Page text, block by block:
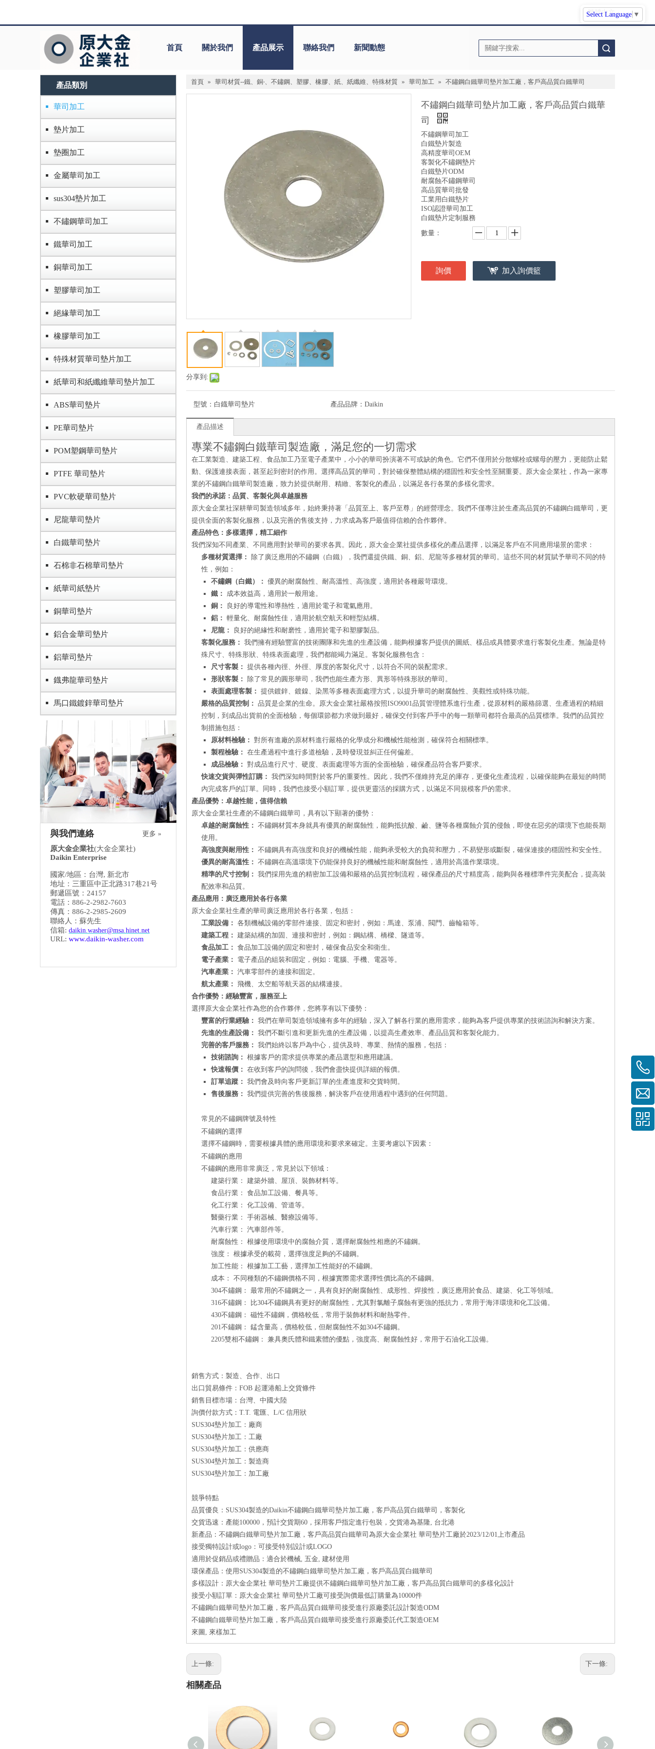
繁體中文
首頁 關於我們 產品展示 聯絡我們 新聞動態
產品類別
華司加工
墊片加工
墊圈加工
金屬華司加工
sus304墊片加工
不鏽鋼華司加工
鐵華司加工
銅華司加工
塑膠華司加工
絕緣華司加工
橡膠華司加工
特殊材質華司墊片加工
紙華司和紙纖維華司墊片加工
ABS華司墊片
PE華司墊片
POM塑鋼華司墊片
PTFE 華司墊片
PVC軟硬華司墊片
尼龍華司墊片
白鐵華司墊片
石棉非石棉華司墊片
紙華司紙墊片
銅華司墊片
鋁合金華司墊片
鋁華司墊片
鐡弗龍華司墊片
馬口鐵鍍鋅華司墊片
與我們連絡 更多 »
原大金企業社(大金企業社)
Daikin Enterprise
國家/地區：台灣, 新北市
地址：三重區中正北路317巷21号
郵遞區號：24157
電話：886-2-2982-7603
傳真：886-2-2985-2609
聯絡人：蘇先生
信箱: daikin.washer@msa.hinet.net
URL: www.daikin-washer.com
首頁 » 華司材質--鐵、銅‧、不鏽鋼、塑膠、橡膠、紙、紙纖維、特殊材質 » 華司加工 » 不鏽鋼白鐵華司墊片加工廠，客戶高品質白鐵華司
分享到:
不鏽鋼白鐵華司墊片加工廠，客戶高品質白鐵華
司
不鏽鋼華司加工
白鐵墊片製造
高精度華司OEM
客製化不鏽鋼墊片
白鐵墊片ODM
耐腐蝕不鏽鋼華司
高品質華司批發
工業用白鐵墊片
ISO認證華司加工
白鐵墊片定制服務
數量：
詢價 加入詢價籃
型號： 白鐡華司墊片 產品品牌： Daikin
產品描述
專業不鏽鋼白鐵華司製造廠，滿足您的一切需求
在工業製造、建築工程、食品加工乃至電子產業中，小小的華司扮演著不可或缺的角色。它們不僅用於分散螺栓或螺母的壓力，更能防止鬆
動、保護連接表面，甚至起到密封的作用。選擇高品質的華司，對於確保整體結構的穩固性和安全性至關重要。原大金企業社，作為一家專
業的不鏽鋼白鐵華司製造廠，致力於提供耐用、精緻、客製化的產品，以滿足各行各業的多樣化需求。
我們的承諾：品質、客製化與卓越服務
原大金企業社深耕華司製造領域多年，始終秉持著「品質至上、客戶至尊」的經營理念。我們不僅專注於生產高品質的不鏽鋼白鐵華司，更
提供全面的客製化服務，以及完善的售後支持，力求成為客戶最值得信賴的合作夥伴。
產品特色：多樣選擇，精工細作
我們深知不同產業、不同應用對於華司的要求各異。因此，原大金企業社提供多樣化的產品選擇，以滿足客戶在不同應用場景的需求：
多種材質選擇：
除了廣泛應用的不鏽鋼（白鐵），我們還提供鐵、銅、鋁、尼龍等多種材質的華司。這些不同的材質賦予華司不同的特
性，例如：
不鏽鋼（白鐵）： 優異的耐腐蝕性、耐高溫性、高強度，適用於各種嚴苛環境。
鐵：
成本效益高，適用於一般用途。
銅：
良好的導電性和導熱性，適用於電子和電氣應用。
鋁： 輕量化、耐腐蝕性佳，適用於航空航天和輕型結構。
尼龍：
良好的絕緣性和耐磨性，適用於電子和塑膠製品。
客製化服務： 我們擁有經驗豐富的技術團隊和先進的生產設備，能夠根據客戶提供的圖紙、樣品或具體要求進行客製化生產。無論是特
殊尺寸、特殊形狀、特殊表面處理，我們都能竭力滿足。客製化服務包含：
尺寸客製： 提供各種內徑、外徑、厚度的客製化尺寸，以符合不同的裝配需求。
形狀客製：
除了常見的圓形華司，我們也能生產方形、異形等特殊形狀的華司。
表面處理客製： 提供鍍鋅、鍍鎳、染黑等多種表面處理方式，以提升華司的耐腐蝕性、美觀性或特殊功能。
嚴格的品質控制： 品質是企業的生命。原大金企業社嚴格按照ISO9001品質管理體系進行生產，從原材料的嚴格篩選、生產過程的精細
控制，到成品出貨前的全面檢驗，每個環節都力求做到最好，確保交付到客戶手中的每一顆華司都符合最高的品質標準。我們的品質控
制措施包括：
原材料檢驗： 對所有進廠的原材料進行嚴格的化學成分和機械性能檢測，確保符合相關標準。
製程檢驗： 在生產過程中進行多道檢驗，及時發現並糾正任何偏差。
成品檢驗： 對成品進行尺寸、硬度、表面處理等方面的全面檢驗，確保產品符合客戶要求。
快速交貨與彈性訂購： 我們深知時間對於客戶的重要性。因此，我們不僅維持充足的庫存，更優化生產流程，以確保能夠在最短的時間
內完成客戶的訂單。同時，我們也接受小額訂單，提供更靈活的採購方式，以滿足不同規模客戶的需求。
產品優勢：卓越性能，值得信賴
原大金企業社生產的不鏽鋼白鐵華司，具有以下顯著的優勢：
卓越的耐腐蝕性： 不鏽鋼材質本身就具有優異的耐腐蝕性，能夠抵抗酸、鹼、鹽等各種腐蝕介質的侵蝕，即使在惡劣的環境下也能長期
使用。
高強度與耐用性： 不鏽鋼具有高強度和良好的機械性能，能夠承受較大的負荷和壓力，不易變形或斷裂，確保連接的穩固性和安全性。
優異的耐高溫性： 不鏽鋼在高溫環境下仍能保持良好的機械性能和耐腐蝕性，適用於高溫作業環境。
精準的尺寸控制： 我們採用先進的精密加工設備和嚴格的品質控制流程，確保產品的尺寸精度高，能夠與各種標準件完美配合，提高裝
配效率和品質。
產品應用：廣泛應用於各行各業
原大金企業社生產的華司廣泛應用於各行各業，包括：
工業設備： 各類機械設備的零部件連接、固定和密封，例如：馬達、泵浦、閥門、齒輪箱等。
建築工程： 建築結構的加固、連接和密封，例如：鋼結構、橋樑、隧道等。
食品加工： 食品加工設備的固定和密封，確保食品安全和衛生。
電子產業：
電子產品的組裝和固定，例如：電腦、手機、電器等。
汽車產業： 汽車零部件的連接和固定。
航太產業： 飛機、太空船等航天器的結構連接。
合作優勢：經驗豐富，服務至上
選擇原大金企業社作為您的合作夥伴，您將享有以下優勢：
豐富的行業經驗： 我們在華司製造領域擁有多年的經驗，深入了解各行業的應用需求，能夠為客戶提供專業的技術諮詢和解決方案。
先進的生產設備： 我們不斷引進和更新先進的生產設備，以提高生產效率、產品品質和客製化能力。
完善的客戶服務： 我們始終以客戶為中心，提供及時、專業、熱情的服務，包括：
技術諮詢： 根據客戶的需求提供專業的產品選型和應用建議。
快速報價： 在收到客戶的詢問後，我們會盡快提供詳細的報價。
訂單追蹤： 我們會及時向客戶更新訂單的生產進度和交貨時間。
售後服務： 我們提供完善的售後服務，解決客戶在使用過程中遇到的任何問題。
常見的不鏽鋼牌號及特性
不鏽鋼的選擇
選擇不鏽鋼時，需要根據具體的應用環境和要求來確定。主要考慮以下因素：
不鏽鋼的應用
不鏽鋼的應用非常廣泛，常見於以下領域：
建築行業： 建築外牆、屋頂、裝飾材料等。
食品行業： 食品加工設備、餐具等。
化工行業： 化工設備、管道等。
醫藥行業： 手術器械、醫療設備等。
汽車行業： 汽車部件等。
耐腐蝕性： 根據使用環境中的腐蝕介質，選擇耐腐蝕性相應的不鏽鋼。
強度： 根據承受的載荷，選擇強度足夠的不鏽鋼。
加工性能： 根據加工工藝，選擇加工性能好的不鏽鋼。
成本： 不同種類的不鏽鋼價格不同，根據實際需求選擇性價比高的不鏽鋼。
304不鏽鋼： 最常用的不鏽鋼之一，具有良好的耐腐蝕性、成形性、焊接性，廣泛應用於食品、建築、化工等領域。
316不鏽鋼： 比304不鏽鋼具有更好的耐腐蝕性，尤其對氯離子腐蝕有更強的抵抗力，常用于海洋環境和化工設備。
430不鏽鋼： 磁性不鏽鋼，價格較低，常用于裝飾材料和耐熱零件。
201不鏽鋼： 錳含量高，價格較低，但耐腐蝕性不如304不鏽鋼。
2205雙相不鏽鋼： 兼具奧氏體和鐵素體的優點，強度高、耐腐蝕性好，常用于石油化工設備。
銷售方式：製造、合作、出口
出口貿易條件：FOB 起運港船上交貨條件
銷售目標市場：台灣、中國大陸
詢價付款方式：T.T. 電匯、L/C 信用狀
SUS304墊片加工：廠商
SUS304墊片加工：工廠
SUS304墊片加工：供應商
SUS304墊片加工：製造商
SUS304墊片加工：加工廠
競爭特點
品質優良：SUS304製造的Daikin不鏽鋼白鐵華司墊片加工廠，客戶高品質白鐵華司，客製化
交貨迅速：產能100000，預計交貨期60，採用客戶指定進行包裝，交貨港為基隆, 台北港
新產品：不鏽鋼白鐵華司墊片加工廠，客戶高品質白鐵華司為原大金企業社 華司墊片工廠於2023/12/01上市產品
接受獨特設計或logo：可接受特別設計或LOGO
適用於促銷品或禮贈品：適合於機械, 五金, 建材使用
環保產品：使用SUS304製造的不鏽鋼白鐵華司墊片加工廠，客戶高品質白鐵華司
多樣設計：原大金企業社 華司墊片工廠提供不鏽鋼白鐵華司墊片加工廠，客戶高品質白鐵華司的多樣化設計
接受小額訂單：原大金企業社 華司墊片工廠可接受詢價最低訂購量為10000件
不鏽鋼白鐵華司墊片加工廠，客戶高品質白鐵華司接受進行原廠委託設計製造ODM
不鏽鋼白鐵華司墊片加工廠，客戶高品質白鐵華司接受進行原廠委託代工製造OEM
來圖, 來樣加工
上一條: 下一條:
相關產品
Select Language ▼